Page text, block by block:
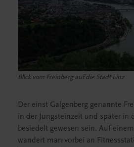
Blick vom Freinberg auf die Stadt Linz
Der einst Galgenberg genannte
in der Jungsteinzeit und später in
besiedelt gewesen sein. Auf
wandert man vorbei an